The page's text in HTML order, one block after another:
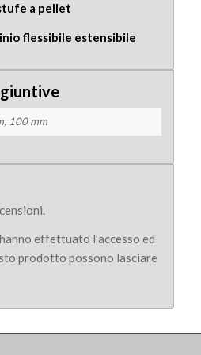
a pellet
flessibile estensibile
100 mm
effettuato l'accesso ed
prodotto possono lasciare